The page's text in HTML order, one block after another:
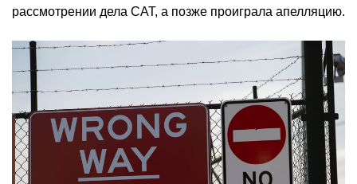
рассмотрении дела CAT, а позже проиграла апелляцию.